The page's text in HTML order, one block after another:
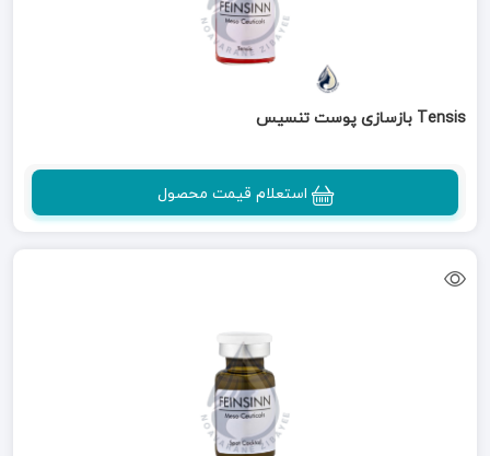
Tensis بازسازی پوست تنسیس
استعلام قیمت محصول